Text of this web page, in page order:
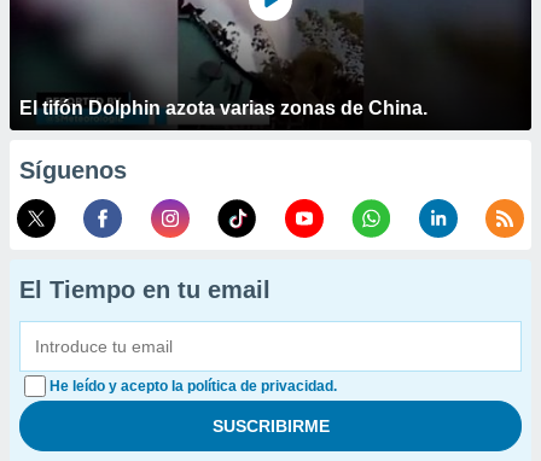
El tifón Dolphin azota varias zonas de China.
Síguenos
El Tiempo en tu email
He leído y acepto la política de privacidad.